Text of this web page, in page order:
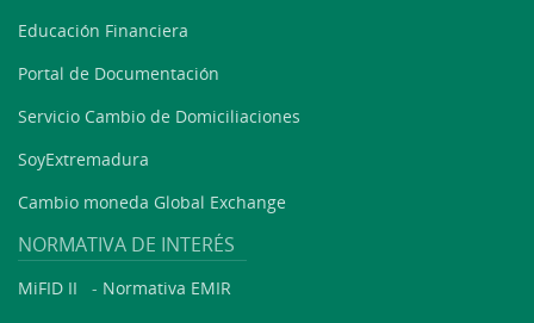
Educación Financiera
Portal de Documentación
Servicio Cambio de Domiciliaciones
SoyExtremadura
Cambio moneda Global Exchange
NORMATIVA DE INTERÉS
MiFID II - Normativa EMIR